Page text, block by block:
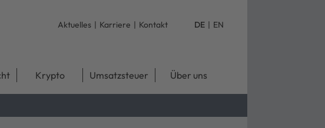
Aktuelles | Karriere | Kontakt DE | EN
Krypto Umsatzsteuer Über uns